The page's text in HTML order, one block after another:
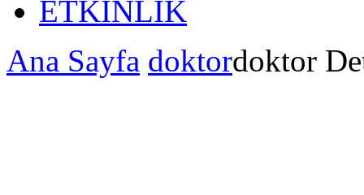
ETKİNLİK
Ana Sayfa doktordoktor